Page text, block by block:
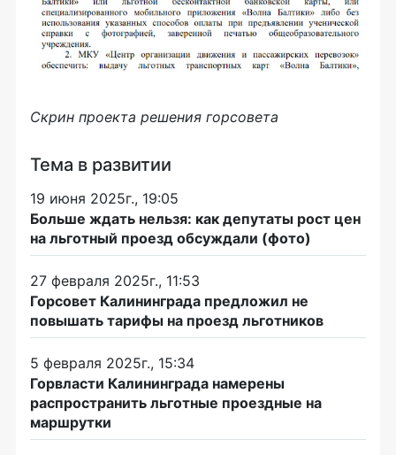
Скрин проекта решения горсовета
Тема в развитии
19 июня 2025г., 19:05
Больше ждать нельзя: как депутаты рост цен
на льготный проезд обсуждали (фото)
27 февраля 2025г., 11:53
Горсовет Калининграда предложил не
повышать тарифы на проезд льготников
5 февраля 2025г., 15:34
Горвласти Калининграда намерены
распространить льготные проездные на
маршрутки